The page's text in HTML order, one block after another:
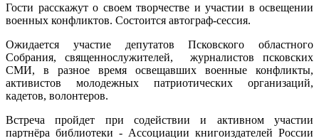
Гости расскажут о своем творчестве и участии в освещении
военных конфликтов. Состоится автограф-сессия.
Ожидается участие депутатов Псковского областного
Собрания, священнослужителей, журналистов псковских
СМИ, в разное время освещавших военные конфликты,
активистов молодежных патриотических организаций,
кадетов, волонтеров.
Встреча пройдет при содействии и активном участии
партнёра библиотеки - Ассоциации книгоиздателей России